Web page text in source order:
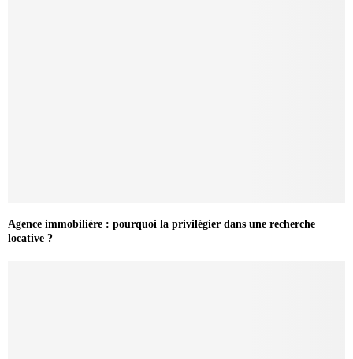
Agence immobilière : pourquoi la privilégier dans une recherche
locative ?